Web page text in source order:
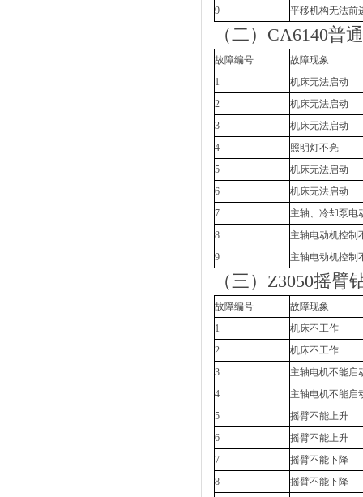
9
平移机构无法前
（二）CA6140普
故障编号
故障现象
1
机床无法启动
2
机床无法启动
3
机床无法启动
4
照明灯不亮
5
机床无法启动
6
机床无法启动
7
主轴、冷却泵电
8
主轴电动机控制
9
主轴电动机控制
（三）Z3050摇
故障编号
故障现象
1
机床不工作
2
机床不工作
3
主轴电机不能启
4
主轴电机不能启
5
摇臂不能上升
6
摇臂不能上升
7
摇臂不能下降
8
摇臂不能下降